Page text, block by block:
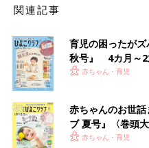
出典：Instagramアカウント「tssk.mei
tssk.meiさんは「ラウンドミニ
購入。バッグは発売前からチ
て満足のようですよ♪ 限定価
のこと！こちらの形が使いや
関連記事
育児の困ったが
秋号』 4カ月～2
いっぱい！
赤ちゃん・育児
赤ちゃんのお世
ブ 夏号』〈巻頭
く！ おっぱい・
赤ちゃん・育児